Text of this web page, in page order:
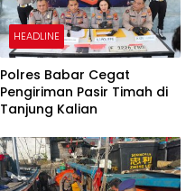
HEADLINE
Polres Babar Cegat
Pengiriman Pasir Timah di
Tanjung Kalian